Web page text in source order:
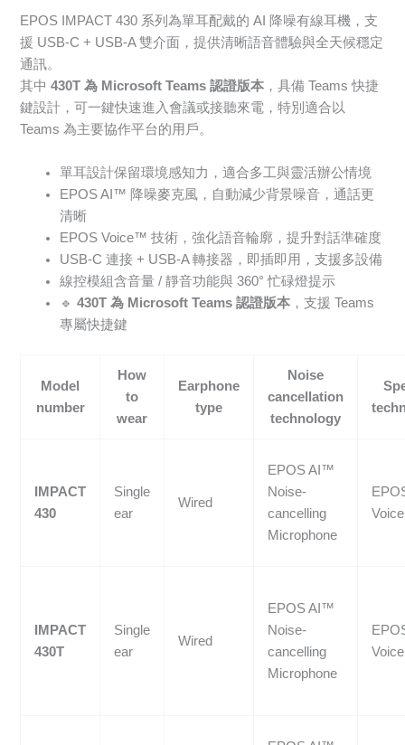
EPOS IMPACT 430 系列為單耳配戴的 AI 降噪有線耳機，支
援 USB-C + USB-A 雙介面，提供清晰語音體驗與全天候穩定
通訊。
其中430T 為 Microsoft Teams 認證版本 ，具備 Teams 快捷
鍵設計，可一鍵快速進入會議或接聽來電，特別適合以
Teams 為主要協作平台的用戶。
單耳設計保留環境感知力，適合多工與靈活辦公情境
EPOS AI™ 降噪麥克風，自動減少背景噪音，通話更
清晰
EPOS Voice™ 技術，強化語音輪廓，提升對話準確度
USB-C 連接 + USB-A 轉接器，即插即用，支援多設備
線控模組含音量 / 靜音功能與 360° 忙碌燈提示
🔹430T 為 Microsoft Teams 認證版本 ，支援 Teams
專屬快捷鍵
Model
number
How
to
wear
Earphone
type
Noise
cancellation
technology
IMPACT
430
Single
ear
Wired
EPOS AI™
Noise-
cancelling
Microphone
IMPACT
430T
Single
ear
Wired
EPOS AI™
Noise-
cancelling
Microphone